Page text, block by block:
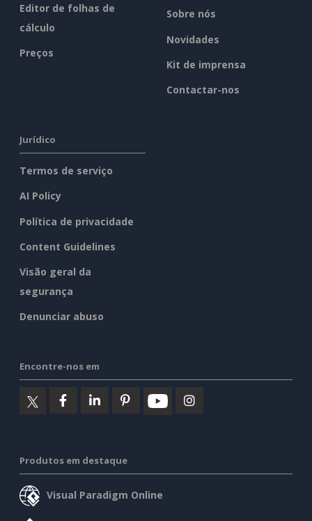
Editor de folhas de
cálculo
Preços
Sobre nós
Novidades
Kit de imprensa
Contactar-nos
Jurídico
Termos de serviço
AI Policy
Política de privacidade
Content Guidelines
Visão geral da
segurança
Denunciar abuso
Encontre-nos em
Produtos em destaque
Visual Paradigm Online